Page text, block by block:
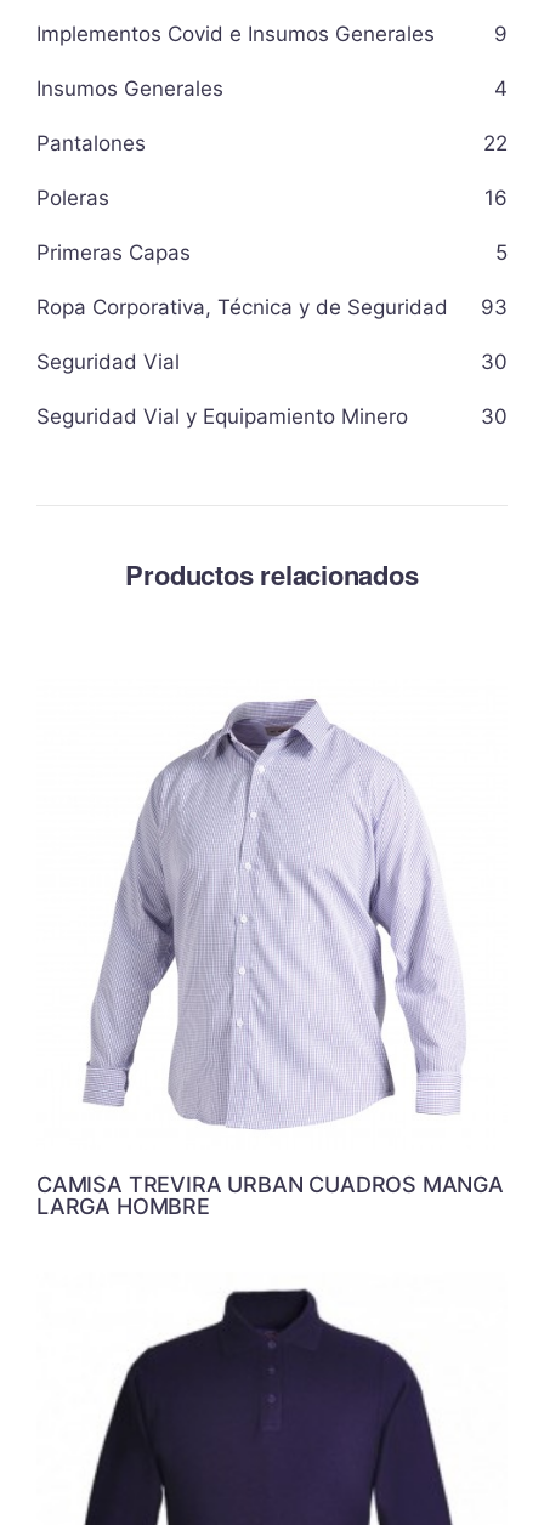
Implementos Covid e Insumos Generales 9
Insumos Generales 4
Pantalones 22
Poleras 16
Primeras Capas 5
Ropa Corporativa, Técnica y de Seguridad 93
Seguridad Vial 30
Seguridad Vial y Equipamiento Minero 30
Productos relacionados
CAMISA TREVIRA URBAN CUADROS MANGA
LARGA HOMBRE